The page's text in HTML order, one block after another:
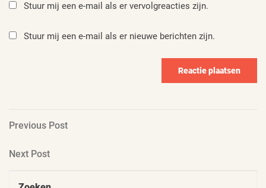
Stuur mij een e-mail als er vervolgreacties zijn.
Stuur mij een e-mail als er nieuwe berichten zijn.
Berichtnavigatie
Previous
Previous Post
Next
Next Post